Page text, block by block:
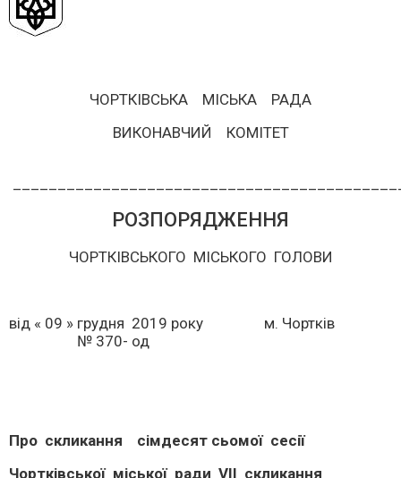
ЧОРТКІВСЬКА МІСЬКА РАДА
ВИКОНАВЧИЙ КОМІТЕТ
РОЗПОРЯДЖЕННЯ
ЧОРТКІВСЬКОГО МІСЬКОГО ГОЛОВИ
від « 09 » грудня 2019 року м. Чортків
№ 370- од
Про скликання сімдесят сьомої сесії
Чортківської міської ради VІІ скликання